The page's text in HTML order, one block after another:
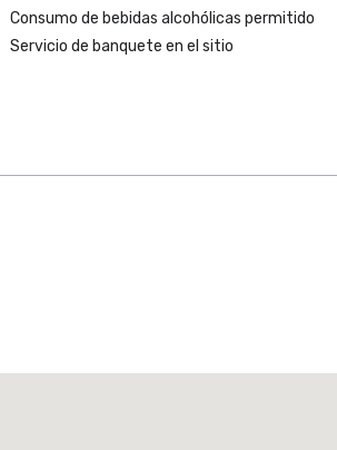
Consumo de bebidas alcohólicas permitido
Servicio de banquete en el sitio